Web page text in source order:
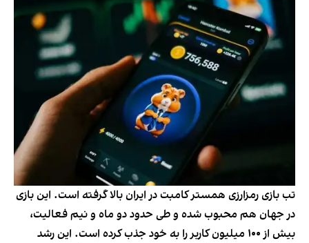
تب بازی رمزارزی همستر کامبت در ایران بالا گرفته است. این بازی
در جهان هم محبوب شده و طی حدود دو ماه و نیم فعالیت،
بیش از ۱۰۰ میلیون کاربر را به خود جذب کرده است. این رشد